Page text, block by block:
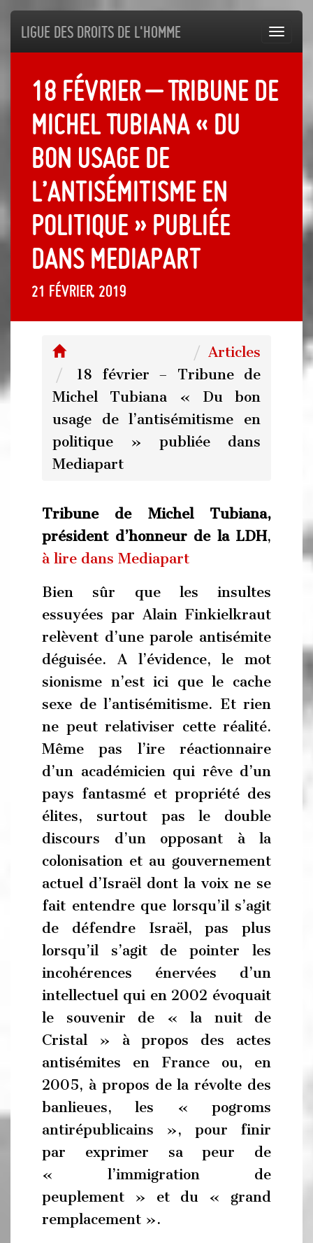
Ligue des droits de l'Homme
18 février – Tribune de
Michel Tubiana « Du
bon usage de
l’antisémitisme en
politique » publiée
dans Mediapart
21 février, 2019
Articles
18 février – Tribune de
Michel Tubiana « Du bon
usage de l’antisémitisme en
politique » publiée dans
Mediapart
Tribune de Michel Tubiana,
président d’honneur de la LDH,
à lire dans Mediapart
Bien sûr que les insultes
essuyées par Alain Finkielkraut
relèvent d’une parole antisémite
déguisée. A l’évidence, le mot
sionisme n’est ici que le cache
sexe de l’antisémitisme. Et rien
ne peut relativiser cette réalité.
Même pas l’ire réactionnaire
d’un académicien qui rêve d’un
pays fantasmé et propriété des
élites, surtout pas le double
discours d’un opposant à la
colonisation et au gouvernement
actuel d’Israël dont la voix ne se
fait entendre que lorsqu’il s’agit
de défendre Israël, pas plus
lorsqu’il s’agit de pointer les
incohérences énervées d’un
intellectuel qui en 2002 évoquait
le souvenir de « la nuit de
Cristal » à propos des actes
antisémites en France ou, en
2005, à propos de la révolte des
banlieues, les « pogroms
antirépublicains », pour finir
par exprimer sa peur de
« l’immigration de
peuplement » et du « grand
remplacement ».